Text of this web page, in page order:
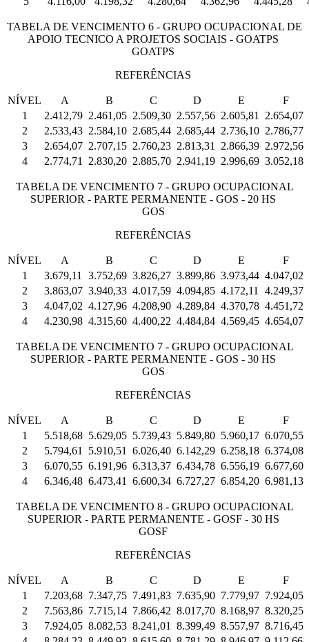
TABELA DE VENCIMENTO 6 - GRUPO OCUPACIONAL DE
APOIO TECNICO A PROJETOS SOCIAIS - GOATPS
GOATPS
REFERÊNCIAS
NÍVEL A B C D E
F
1
2.412,79 2.461,05 2.509,30 2.557,56 2.605,81
2.654,07
2
2.533,43 2.584,10 2.685,44 2.685,44 2.736,10 2.786,77
3
2.654,07 2.707,15 2.760,23 2.813,31 2.866,39 2.972,56
4
2.774,71 2.830,20 2.885,70 2.941,19 2.996,69 3.052,18
TABELA DE VENCIMENTO 7 - GRUPO OCUPACIONAL
SUPERIOR - PARTE PERMANENTE - GOS - 20 HS
GOS
REFERÊNCIAS
NÍVEL A B C D E
F
1
3.679,11 3.752,69 3.826,27 3.899,86 3.973,44 4.047,02
2
3.863,07 3.940,33 4.017,59 4.094,85 4.172,11
4.249,37
3
4.047,02 4.127,96 4.208,90 4.289,84 4.370,78 4.451,72
4
4.230,98 4.315,60 4.400,22 4.484,84 4.569,45 4.654,07
TABELA DE VENCIMENTO 7 - GRUPO OCUPACIONAL
SUPERIOR - PARTE PERMANENTE - GOS - 30 HS
GOS
REFERÊNCIAS
NÍVEL A B C D E
F
1
5.518,68 5.629,05 5.739,43 5.849,80 5.960,17 6.070,55
2
5.794,61 5.910,51 6.026,40 6.142,29 6.258,18 6.374,08
3
6.070,55 6.191,96 6.313,37 6.434,78 6.556,19 6.677,60
4
6.346,48 6.473,41 6.600,34 6.727,27 6.854,20 6.981,13
TABELA DE VENCIMENTO 8 - GRUPO OCUPACIONAL
SUPERIOR - PARTE PERMANENTE - GOSF - 30 HS
GOSF
REFERÊNCIAS
NÍVEL A B C D E
F
1
7.203,68 7.347,75 7.491,83 7.635,90 7.779,97 7.924,05
2
7.563,86 7.715,14 7.866,42 8.017,70 8.168,97 8.320,25
3
7.924,05 8.082,53 8.241,01 8.399,49 8.557,97 8.716,45